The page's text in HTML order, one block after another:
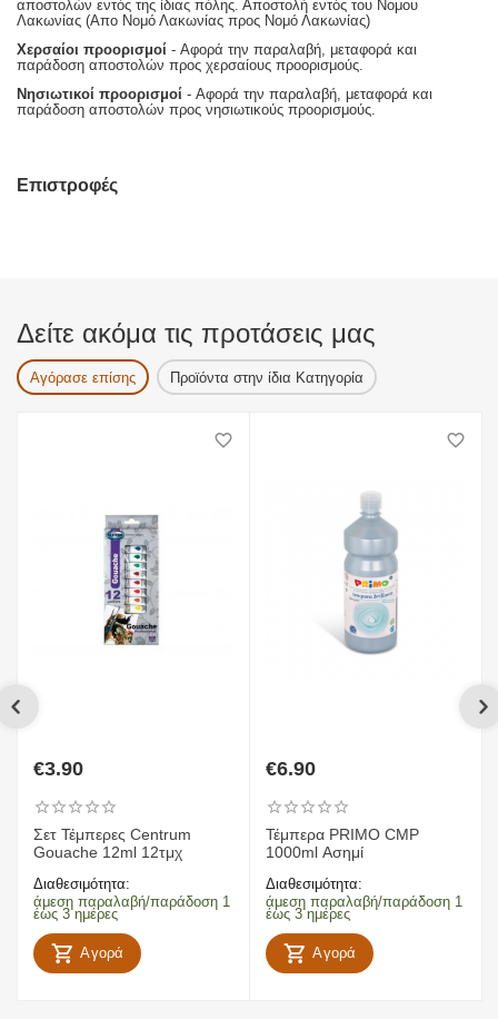
αποστολών εντός της ίδιας πόλης. Αποστολή εντός του Νομου
Λακωνίας (Απο Νομό Λακωνίας προς Νομό Λακωνίας)
Χερσαίοι προορισμοί - Αφορά την παραλαβή, μεταφορά και
παράδοση αποστολών προς χερσαίους προορισμούς.
Νησιωτικοί προορισμοί - Αφορά την παραλαβή, μεταφορά και
παράδοση αποστολών προς νησιωτικούς προορισμούς.
Επιστροφές
Δείτε ακόμα τις προτάσεις μας
Αγόρασε επίσης Προϊόντα στην ίδια Κατηγορία
€3.90
Σετ ​Τέμπερες Centrum
Gouache 12ml 12τμχ
Διαθεσιμότητα:
άμεση παραλαβή/παράδοση 1
έως 3 ημέρες
Αγορά
€6.90
Τέμπερα PRIMO CMP
1000ml Ασημί
Διαθεσιμότητα:
άμεση παραλαβή/παράδοση 1
έως 3 ημέρες
Αγορά